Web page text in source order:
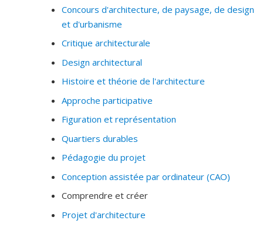
Concours d'architecture, de paysage, de design
et d'urbanisme
Critique architecturale
Design architectural
Histoire et théorie de l'architecture
Approche participative
Figuration et représentation
Quartiers durables
Pédagogie du projet
Conception assistée par ordinateur (CAO)
Comprendre et créer
Projet d'architecture